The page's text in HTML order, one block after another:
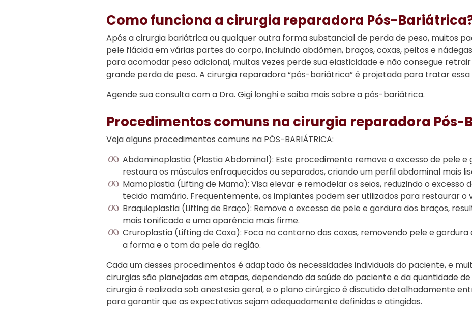
Como funciona a cirurgia reparadora Pós-
Após a cirurgia bariátrica ou qualquer outra forma substancial de perda de peso, muitos
pele flácida em várias partes do corpo, incluindo abdômen, braços, coxas, peitos e
para acomodar peso adicional, muitas vezes perde sua elasticidade e não consegue
grande perda de peso. A cirurgia reparadora “pós-bariátrica” é projetada para tratar essa
Agende sua consulta com a Dra. Gigi longhi e saiba mais sobre a pós-bariátrica.
Procedimentos comuns na cirurgia reparadora Pós-
Veja alguns procedimentos comuns na PÓS-BARIÁTRICA:
Abdominoplastia (Plastia Abdominal): Este procedimento remove o excesso de pele e
restaura os músculos enfraquecidos ou separados, criando um perfil abdominal mais
Mamoplastia (Lifting de Mama): Visa elevar e remodelar os seios, reduzindo o excesso
tecido mamário. Frequentemente, os implantes podem ser utilizados para restaurar o
Braquioplastia (Lifting de Braço): Remove o excesso de pele e gordura dos braços,
mais tonificado e uma aparência mais firme.
Cruroplastia (Lifting de Coxa): Foca no contorno das coxas, removendo pele e
a forma e o tom da pele da região.
Cada um desses procedimentos é adaptado às necessidades individuais do paciente, e
cirurgias são planejadas em etapas, dependendo da saúde do paciente e da quantidade
cirurgia é realizada sob anestesia geral, e o plano cirúrgico é discutido detalhadamente
para garantir que as expectativas sejam adequadamente definidas e atingidas.